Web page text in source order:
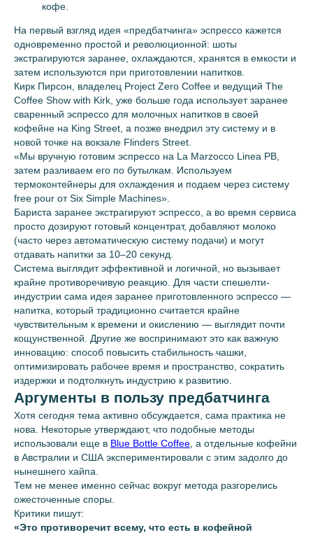
кофе.
На первый взгляд идея «предбатчинга» эспрессо кажется
одновременно простой и революционной: шоты
экстрагируются заранее, охлаждаются, хранятся в емкости и
затем используются при приготовлении напитков.
Кирк Пирсон, владелец Project Zero Coffee и ведущий The
Coffee Show with Kirk, уже больше года использует заранее
сваренный эспрессо для молочных напитков в своей
кофейне на King Street, а позже внедрил эту систему и в
новой точке на вокзале Flinders Street.
«Мы вручную готовим эспрессо на La Marzocco Linea PB,
затем разливаем его по бутылкам. Используем
термоконтейнеры для охлаждения и подаем через систему
free pour от Six Simple Machines».
Бариста заранее экстрагируют эспрессо, а во время сервиса
просто дозируют готовый концентрат, добавляют молоко
(часто через автоматическую систему подачи) и могут
отдавать напитки за 10–20 секунд.
Система выглядит эффективной и логичной, но вызывает
крайне противоречивую реакцию. Для части спешелти-
индустрии сама идея заранее приготовленного эспрессо —
напитка, который традиционно считается крайне
чувствительным к времени и окислению — выглядит почти
кощунственной. Другие же воспринимают это как важную
инновацию: способ повысить стабильность чашки,
оптимизировать рабочее время и пространство, сократить
издержки и подтолкнуть индустрию к развитию.
Аргументы в пользу предбатчинга
Хотя сегодня тема активно обсуждается, сама практика не
нова. Некоторые утверждают, что подобные методы
использовали еще в Blue Bottle Coffee , а отдельные кофейни
в Австралии и США экспериментировали с этим задолго до
нынешнего хайпа.
Тем не менее именно сейчас вокруг метода разгорелись
ожесточенные споры.
Критики пишут:
«Это противоречит всему, что есть в кофейной